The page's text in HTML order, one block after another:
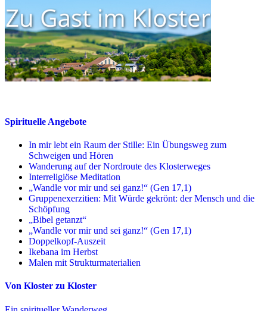
Spirituelle Angebote
In mir lebt ein Raum der Stille: Ein Übungsweg zum
Schweigen und Hören
Wanderung auf der Nordroute des Klosterweges
Interreligiöse Meditation
„Wandle vor mir und sei ganz!“ (Gen 17,1)
Gruppenexerzitien: Mit Würde gekrönt: der Mensch und die
Schöpfung
„Bibel getanzt“
„Wandle vor mir und sei ganz!“ (Gen 17,1)
Doppelkopf-Auszeit
Ikebana im Herbst
Malen mit Strukturmaterialien
Von Kloster zu Kloster